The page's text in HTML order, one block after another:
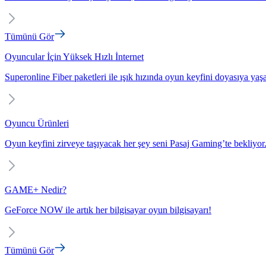
Tümünü Gör
Oyuncular İçin Yüksek Hızlı İnternet
Superonline Fiber paketleri ile ışık hızında oyun keyfini doyasıya
Oyuncu Ürünleri
Oyun keyfini zirveye taşıyacak her şey seni Pasaj Gaming’te bekliyor.
GAME+ Nedir?
GeForce NOW ile artık her bilgisayar oyun bilgisayarı!
Tümünü Gör